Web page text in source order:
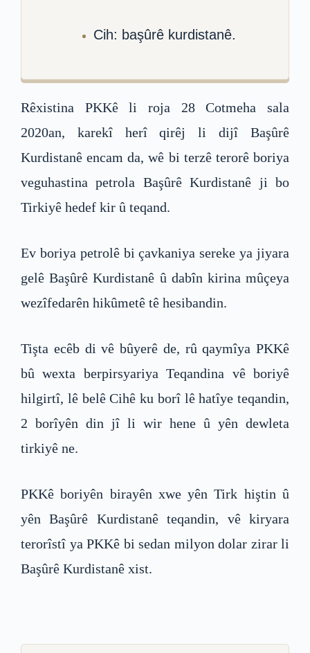
Cih: başûrê kurdistanê.
Rêxistina PKKê li roja 28 Cotmeha sala
2020an, karekî herî qirêj li dijî Başûrê
Kurdistanê encam da, wê bi terzê terorê boriya
veguhastina petrola Başûrê Kurdistanê ji bo
Tirkiyê hedef kir û teqand.
Ev boriya petrolê bi çavkaniya sereke ya jiyara
gelê Başûrê Kurdistanê û dabîn kirina mûçeya
wezîfedarên hikûmetê tê hesibandin.
Tişta ecêb di vê bûyerê de, rû qaymîya PKKê
bû wexta berpirsyariya Teqandina vê boriyê
hilgirtî, lê belê Cihê ku borî lê hatîye teqandin,
2 borîyên din jî li wir hene û yên dewleta
tirkiyê ne.
PKKê boriyên birayên xwe yên Tirk hiştin û
yên Başûrê Kurdistanê teqandin, vê kiryara
terorîstî ya PKKê bi sedan milyon dolar zirar li
Başûrê Kurdistanê xist.